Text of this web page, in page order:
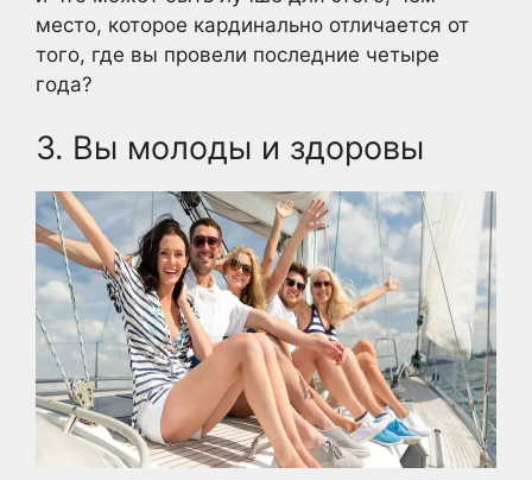
место, которое кардинально отличается от
того, где вы провели последние четыре
года?
3. Вы молоды и здоровы